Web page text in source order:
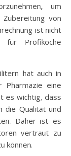
um
von
ist nicht
für Profiköche
hat auch in
eine
es wichtig, dass
die Qualität und
Daher ist es
vertraut zu
können.